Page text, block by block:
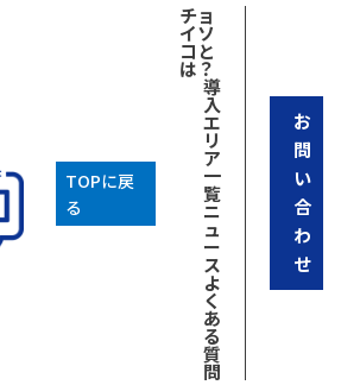
TOPに戻
る
チョ
イソ
コと
は？
導
入
エ
リ
ア
一
覧
ニ
ュ
ー
ス
よ
く
あ
る
質
問
お
問
い
合
わ
せ